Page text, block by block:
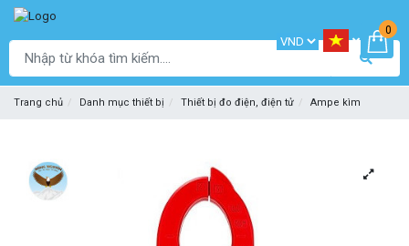
0
Trang chủ Danh mục thiết bị Thiết bị đo điện, điện tử Ampe kìm